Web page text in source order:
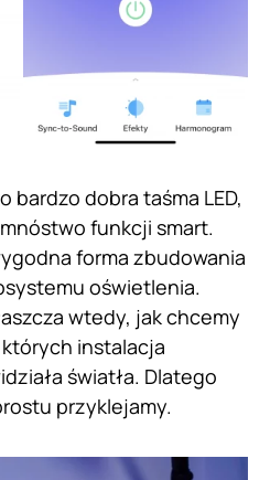
bardzo dobra taśma LED,
funkcji smart.
forma zbudowania
oświetlenia.
wtedy, jak chcemy
instalacja
światła. Dlatego
przyklejamy.